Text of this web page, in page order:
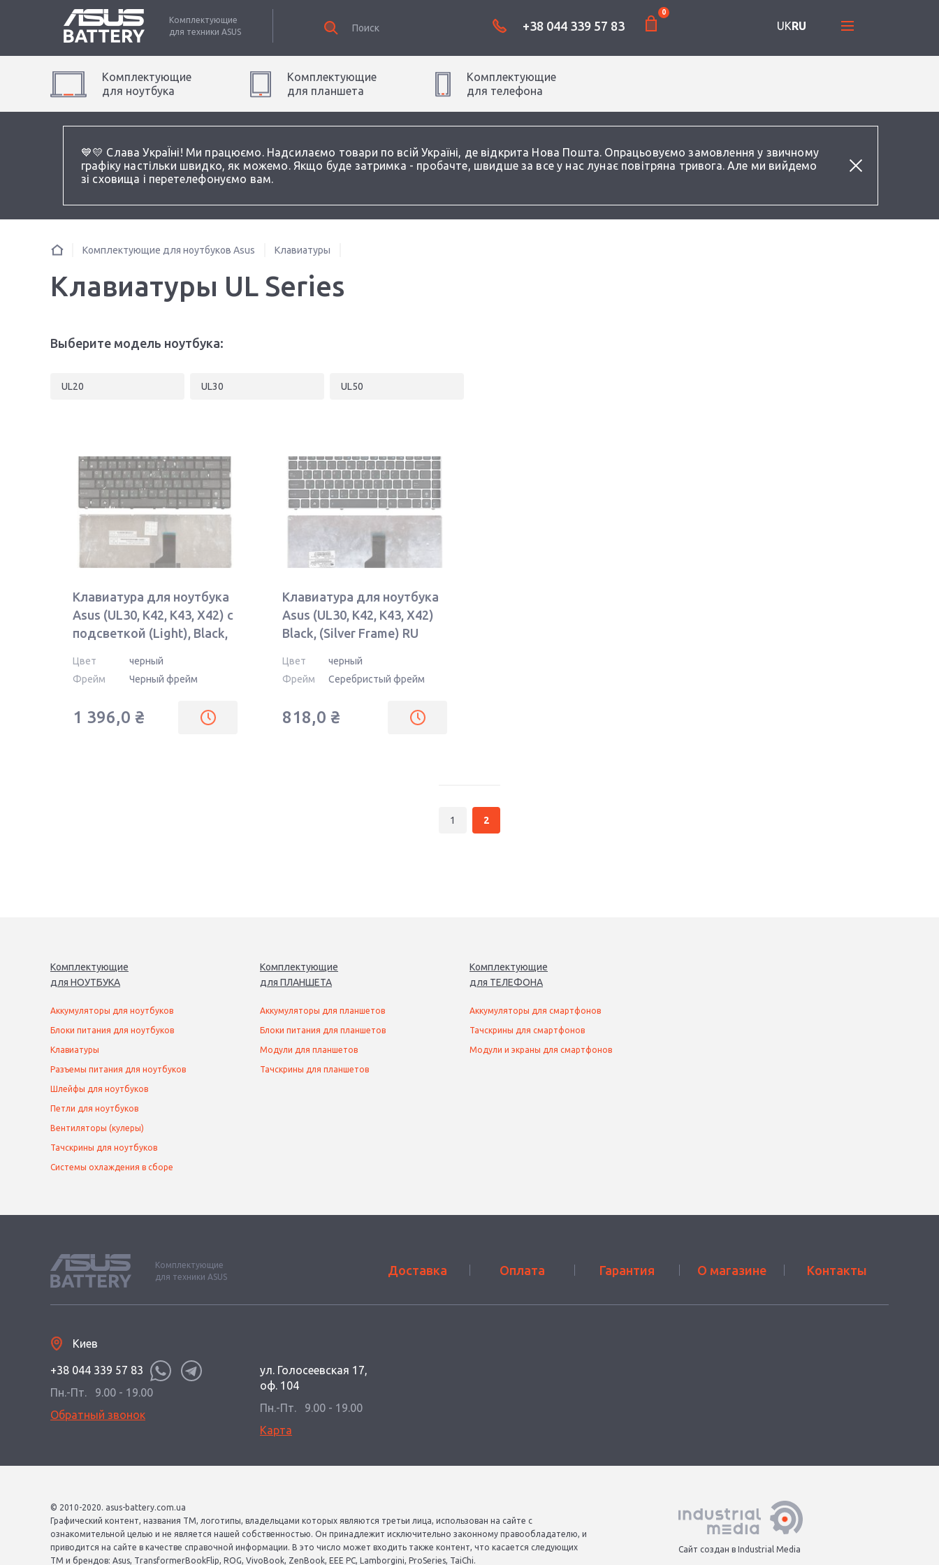
💙💛 Слава УкраЇні! Ми працюємо. Надсилаємо товари по всій Україні, де відкрита Нова Пошта. Опрацьовуємо замовлення у звичному
графіку настільки швидко, як можемо. Якщо буде затримка - пробачте, швидше за все у нас лунає повітряна тривога. Але ми вийдемо
зі сховища і перетелефонуємо вам.
Комплектующие
для техники ASUS +38 044 339 57 83
0
UKRU
Комплектующие
для ноутбука
Комплектующие
для планшета
Комплектующие
для телефона
Комплектующие для ноутбуков Asus Клавиатуры
Клавиатуры UL Series
Выберите модель ноутбука:
UL20 UL30 UL50
Клавиатура для ноутбука
Asus (UL30, K42, K43, X42) с
подсветкой (Light), Black,
Цвет
черный
Фрейм
Черный фрейм
1 396,0 ₴
Клавиатура для ноутбука
Asus (UL30, K42, K43, X42)
Black, (Silver Frame) RU
Цвет
черный
Фрейм
Серебристый фрейм
818,0 ₴
1 2
Комплектующие
для НОУТБУКА
Аккумуляторы для ноутбуков
Блоки питания для ноутбуков
Клавиатуры
Разъемы питания для ноутбуков
Шлейфы для ноутбуков
Петли для ноутбуков
Вентиляторы (кулеры)
Тачскрины для ноутбуков
Системы охлаждения в сборе
Комплектующие
для ПЛАНШЕТА
Аккумуляторы для планшетов
Блоки питания для планшетов
Модули для планшетов
Тачскрины для планшетов
Комплектующие
для ТЕЛЕФОНА
Аккумуляторы для смартфонов
Тачскрины для смартфонов
Модули и экраны для смартфонов
Комплектующие
для техники ASUS
Доставка Оплата Гарантия О магазине Контакты
Киев
+38 044 339 57 83
Пн.-Пт.
9.00 - 19.00
Обратный звонок
ул. Голосеевская 17,
оф. 104
Пн.-Пт.
9.00 - 19.00
Карта
© 2010-2020. asus-battery.com.ua
Графический контент, названия ТМ, логотипы, владельцами которых являются третьи лица, использован на сайте с
ознакомительной целью и не является нашей собственностью. Он принадлежит исключительно законному правообладателю, и
приводится на сайте в качестве справочной информации. В это число может входить также контент, что касается следующих
ТМ и брендов: Asus, TransformerBookFlip, ROG, VivoBook, ZenBook, EEE PC, Lamborgini, ProSeries, TaiChi.
Сайт создан в Industrial Media